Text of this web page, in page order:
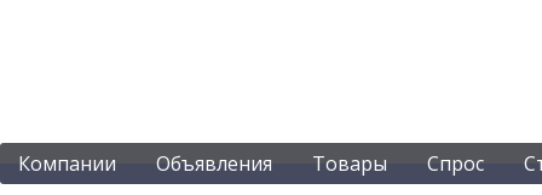
Компании Объявления Товары Спрос